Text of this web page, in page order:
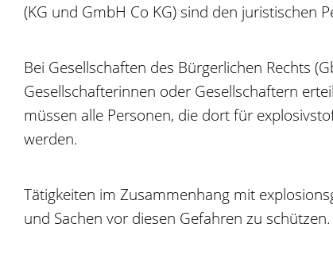
(KG und GmbH Co KG) sind den juristischen
Bei Gesellschaften des Bürgerlichen Rechts
Gesellschafterinnen oder Gesellschaftern
müssen alle Personen, die dort für
werden.
Tätigkeiten im Zusammenhang mit
und Sachen vor diesen Gefahren zu schützen.